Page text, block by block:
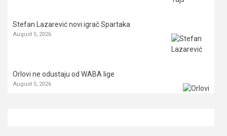
Stefan Lazarević novi igrač Spartaka
August 5, 2026
Orlovi ne odustaju od WABA lige
August 5, 2026